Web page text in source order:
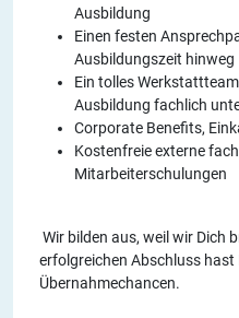
Ausbildung
Einen festen
Ausbildungszeit hinweg
Ein tolles
Ausbildung fachlich
Corporate Benefits,
Kostenfreie externe
Mitarbeiterschulungen
Wir bilden aus, weil wir Dich
erfolgreichen Abschluss hast
Übernahmechancen.